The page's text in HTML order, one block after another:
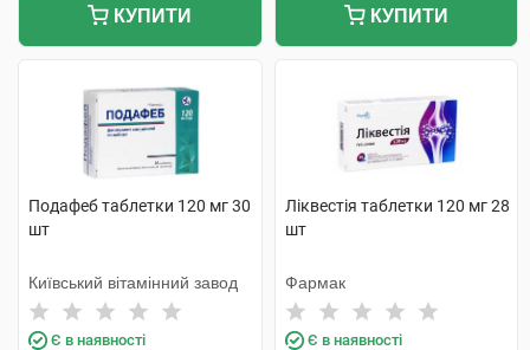
КУПИТИ КУПИТИ
Подафеб таблетки 120 мг 30
шт
Київський вітамінний завод
Є в наявності
Ліквестія таблетки 120 мг 28
шт
Фармак
Є в наявності